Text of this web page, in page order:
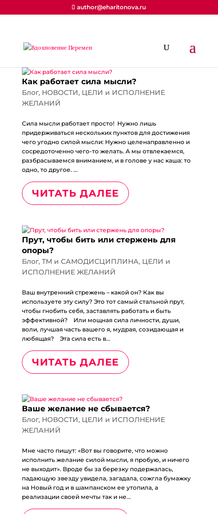
author@eharitonova.ru
Как работает сила мысли?
Блог, НОВОСТИ, ЦЕЛИ и ИСПОЛНЕНИЕ
ЖЕЛАНИЙ
Сила мысли работает просто! Нужно лишь
придерживаться нескольких пунктов для достижения
чего угодно силой мысли: Нужно целенаправленно и
сосредоточенно чего-то желать. А мы отвлекаемся,
разбрасываемся вниманием, и в голове у нас каша: то
одно, то другое. ...
ЧИТАТЬ ДАЛЕЕ
Прут, чтобы бить или стержень для
опоры?
Блог, ТМ и САМОДИСЦИПЛИНА, ЦЕЛИ и
ИСПОЛНЕНИЕ ЖЕЛАНИЙ
Ваш внутренний стрежень – какой он? Как вы
используете эту силу? Это тот самый стальной прут,
чтобы гнобить себя, заставлять работать и быть
эффективной?⠀ Или мощная сила личности, души,
воли, лучшая часть вашего я, мудрая, созидающая и
любящая?⠀ Эта сила есть в...
ЧИТАТЬ ДАЛЕЕ
Ваше желание не сбывается?
Блог, НОВОСТИ, ЦЕЛИ и ИСПОЛНЕНИЕ
ЖЕЛАНИЙ
Мне часто пишут: «Вот вы говорите, что можно
исполнить желание силой мысли, я пробую, и ничего
не выходит». Вроде бы за березку подержалась,
падающую звезду увидела, загадала, сожгла бумажку
на Новый год и в шампанском ее утопила, а
реализации своей мечты так и не...